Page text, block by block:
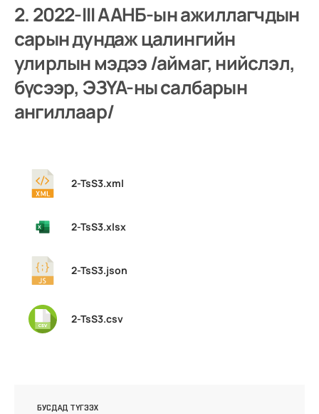
2. 2022-III ААНБ-ын ажиллагчдын
сарын дундаж цалингийн
улирлын мэдээ /аймаг, нийслэл,
бүсээр, ЭЗҮА-ны салбарын
ангиллаар/
2-TsS3.xml
2-TsS3.xlsx
2-TsS3.json
2-TsS3.csv
БУСДАД ТҮГЭЭХ